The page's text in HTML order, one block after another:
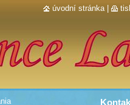
úvodní stránka